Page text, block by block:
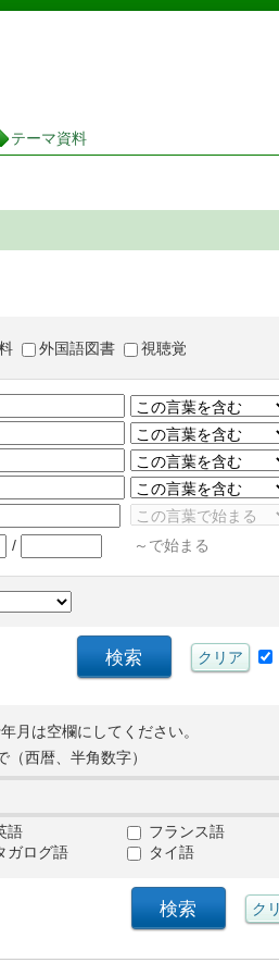
茨城県立図書館 蔵書検索・予約システム
テーマ資料
外国語図書 視聴覚
/ ～で始まる
月は空欄にしてください。
（西暦、半角数字）
語 フランス語
ガログ語 タイ語